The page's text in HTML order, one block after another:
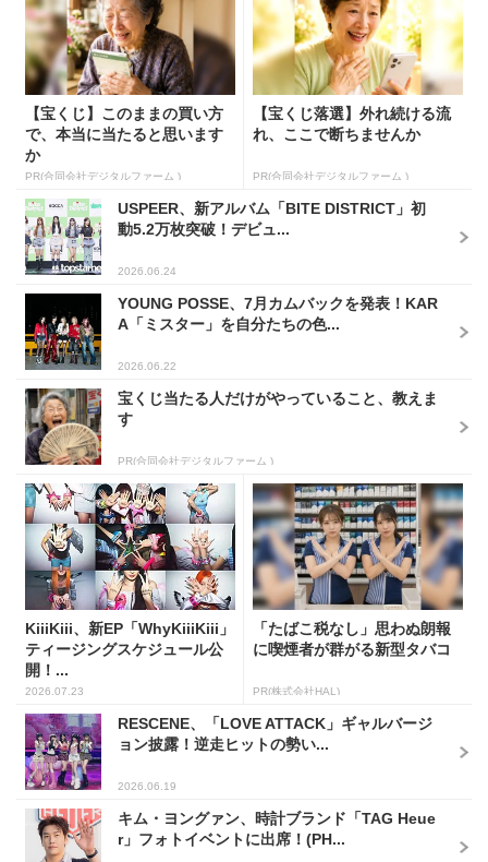
【宝くじ】このままの買い方
で、本当に当たると思います
か
PR(合同会社デジタルファーム )
【宝くじ落選】外れ続ける流
れ、ここで断ちませんか
PR(合同会社デジタルファーム )
USPEER、新アルバム「BITE DISTRICT」初
動5.2万枚突破！デビュ...
2026.06.24
YOUNG POSSE、7月カムバックを発表！KAR
A「ミスター」を自分たちの色...
2026.06.22
宝くじ当たる人だけがやっていること、教えま
す
PR(合同会社デジタルファーム )
KiiiKiii、新EP「WhyKiiiKiii」
ティージングスケジュール公
開！...
2026.07.23
「たばこ税なし」思わぬ朗報
に喫煙者が群がる新型タバコ
PR(株式会社HAL)
RESCENE、「LOVE ATTACK」ギャルバージ
ョン披露！逆走ヒットの勢い...
2026.06.19
キム・ヨングァン、時計ブランド「TAG Heue
r」フォトイベントに出席！(PH...